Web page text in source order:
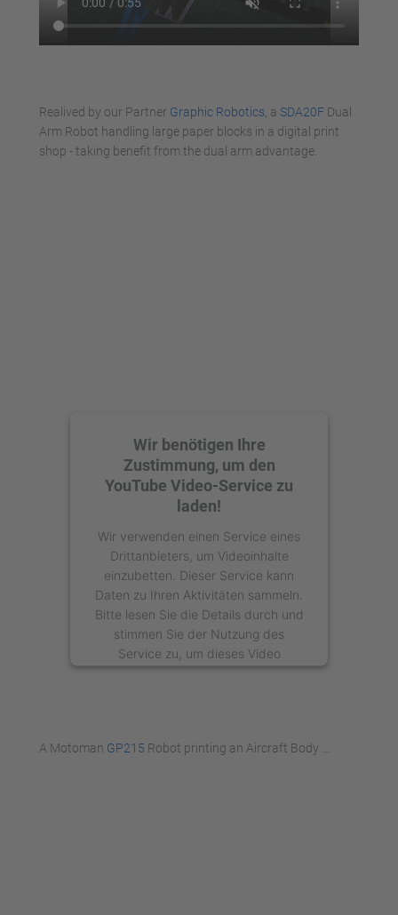
Realived by our Partner Graphic Robotics , a SDA20F Dual
Arm Robot handling large paper blocks in a digital print
shop - taking benefit from the dual arm advantage.
Wir benötigen Ihre
Zustimmung, um den
YouTube Video-Service zu
laden!
Wir verwenden einen Service eines
Drittanbieters, um Videoinhalte
einzubetten. Dieser Service kann
Daten zu Ihren Aktivitäten sammeln.
Bitte lesen Sie die Details durch und
stimmen Sie der Nutzung des
Service zu, um dieses Video
anzusehen.
A Motoman GP215 Robot printing an Aircraft Body ...